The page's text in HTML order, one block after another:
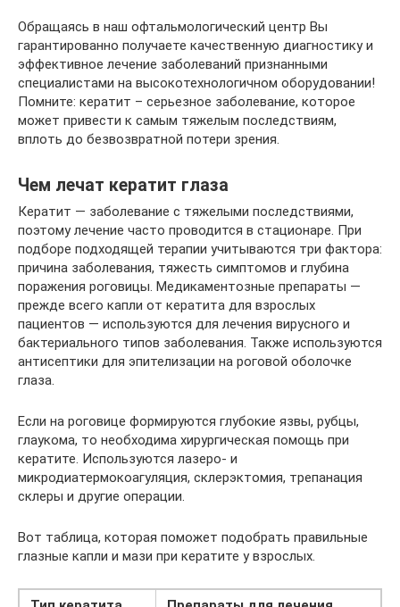
Обращаясь в наш офтальмологический центр Вы
гарантированно получаете качественную диагностику и
эффективное лечение заболеваний признанными
специалистами на высокотехнологичном оборудовании!
Помните: кератит – серьезное заболевание, которое
может привести к самым тяжелым последствиям,
вплоть до безвозвратной потери зрения.
Чем лечат кератит глаза
Кератит — заболевание с тяжелыми последствиями,
поэтому лечение часто проводится в стационаре. При
подборе подходящей терапии учитываются три фактора:
причина заболевания, тяжесть симптомов и глубина
поражения роговицы. Медикаментозные препараты —
прежде всего капли от кератита для взрослых
пациентов — используются для лечения вирусного и
бактериального типов заболевания. Также используются
антисептики для эпителизации на роговой оболочке
глаза.
Если на роговице формируются глубокие язвы, рубцы,
глаукома, то необходима хирургическая помощь при
кератите. Используются лазеро- и
микродиатермокоагуляция, склерэктомия, трепанация
склеры и другие операции.
Вот таблица, которая поможет подобрать правильные
глазные капли и мази при кератите у взрослых.